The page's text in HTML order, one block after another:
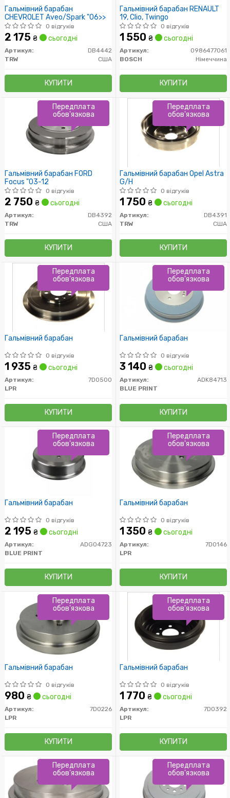
Гальмівний барабан
CHEVROLET Aveo/Spark "06>>
0 відгуків
2 175 ₴ сьогодні
Артикул:
DB4442
TRW
США
КУПИТИ
Гальмівний барабан RENAULT
19, Clio, Twingo
0 відгуків
1 550 ₴ сьогодні
Артикул:
0986477061
BOSCH
Німеччина
КУПИТИ
Гальмівний барабан FORD
Focus "03-12
0 відгуків
2 750 ₴ сьогодні
Артикул:
DB4392
TRW
США
КУПИТИ
Передплата
обов'язкова
Гальмівний барабан Opel Astra
G/H
0 відгуків
1 750 ₴ сьогодні
Артикул:
DB4391
TRW
США
КУПИТИ
Передплата
обов'язкова
Гальмівний барабан
0 відгуків
1 935 ₴ сьогодні
Артикул:
7D0500
LPR
КУПИТИ
Передплата
обов'язкова
Гальмівний барабан
0 відгуків
3 140 ₴ сьогодні
Артикул:
ADK84713
BLUE PRINT
КУПИТИ
Передплата
обов'язкова
Гальмівний барабан
0 відгуків
2 195 ₴ сьогодні
Артикул:
ADG04723
BLUE PRINT
КУПИТИ
Передплата
обов'язкова
Гальмівний барабан
0 відгуків
1 350 ₴ сьогодні
Артикул:
7D0146
LPR
КУПИТИ
Передплата
обов'язкова
Гальмівний барабан
0 відгуків
980 ₴ сьогодні
Артикул:
7D0226
LPR
КУПИТИ
Передплата
обов'язкова
Гальмівний барабан
0 відгуків
1 770 ₴ сьогодні
Артикул:
7D0392
LPR
КУПИТИ
Передплата
обов'язкова
Передплата
обов'язкова
Передплата
обов'язкова